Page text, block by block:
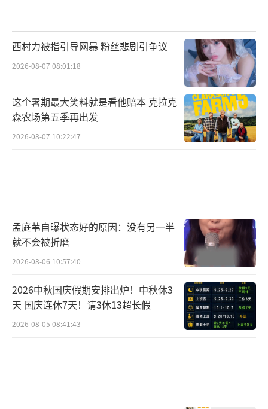
西村力被指引导网暴 粉丝悲剧引争议
2026-08-07 08:01:18
这个暑期最大笑料就是看他赔本 克拉克
森农场第五季再出发
2026-08-07 10:22:47
孟庭苇自曝状态好的原因：没有另一半
就不会被折磨
2026-08-06 10:57:40
2026中秋国庆假期安排出炉！中秋休3
天 国庆连休7天！请3休13超长假
2026-08-05 08:41:43